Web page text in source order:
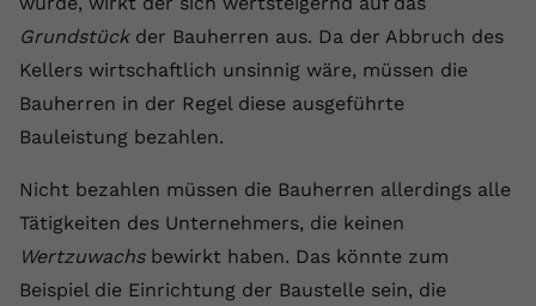
Grundstückder Bauherren aus. Da der Abbruch des
Kellers wirtschaftlich unsinnig wäre, müssen die
Bauherren in der Regel diese ausgeführte
Bauleistung bezahlen.
Nicht bezahlen müssen die Bauherren allerdings alle
Tätigkeiten des Unternehmers, die keinen
Wertzuwachsbewirkt haben. Das könnte zum
Beispiel die Einrichtung der Baustelle sein, die
Name yt.innertube::requests
Laufzeit Session
Dieser von YouTube gesetzte Cookie
registriert eine eindeutige ID, um
Videos von YouTube der Nutzer
gesehen hat.